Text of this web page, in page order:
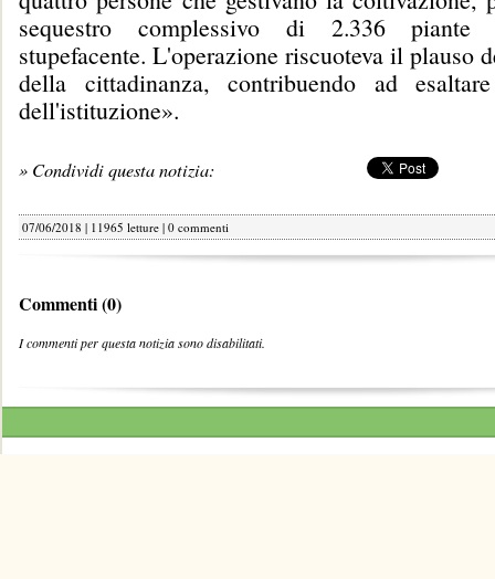
sequestro complessivo di 2.336 piante
stupefacente. L'operazione riscuoteva il plauso
della cittadinanza, contribuendo ad
dell'istituzione».
» Condividi questa notizia:
07/06/2018 | 11965 letture | 0 commenti
Commenti (0)
I commenti per questa notizia sono disabilitati.